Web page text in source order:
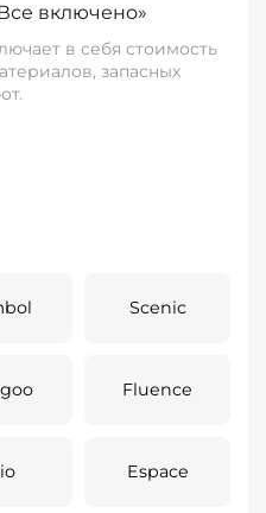
включено»
в себя стоимость
запасных
Scenic
Fluence
Espace